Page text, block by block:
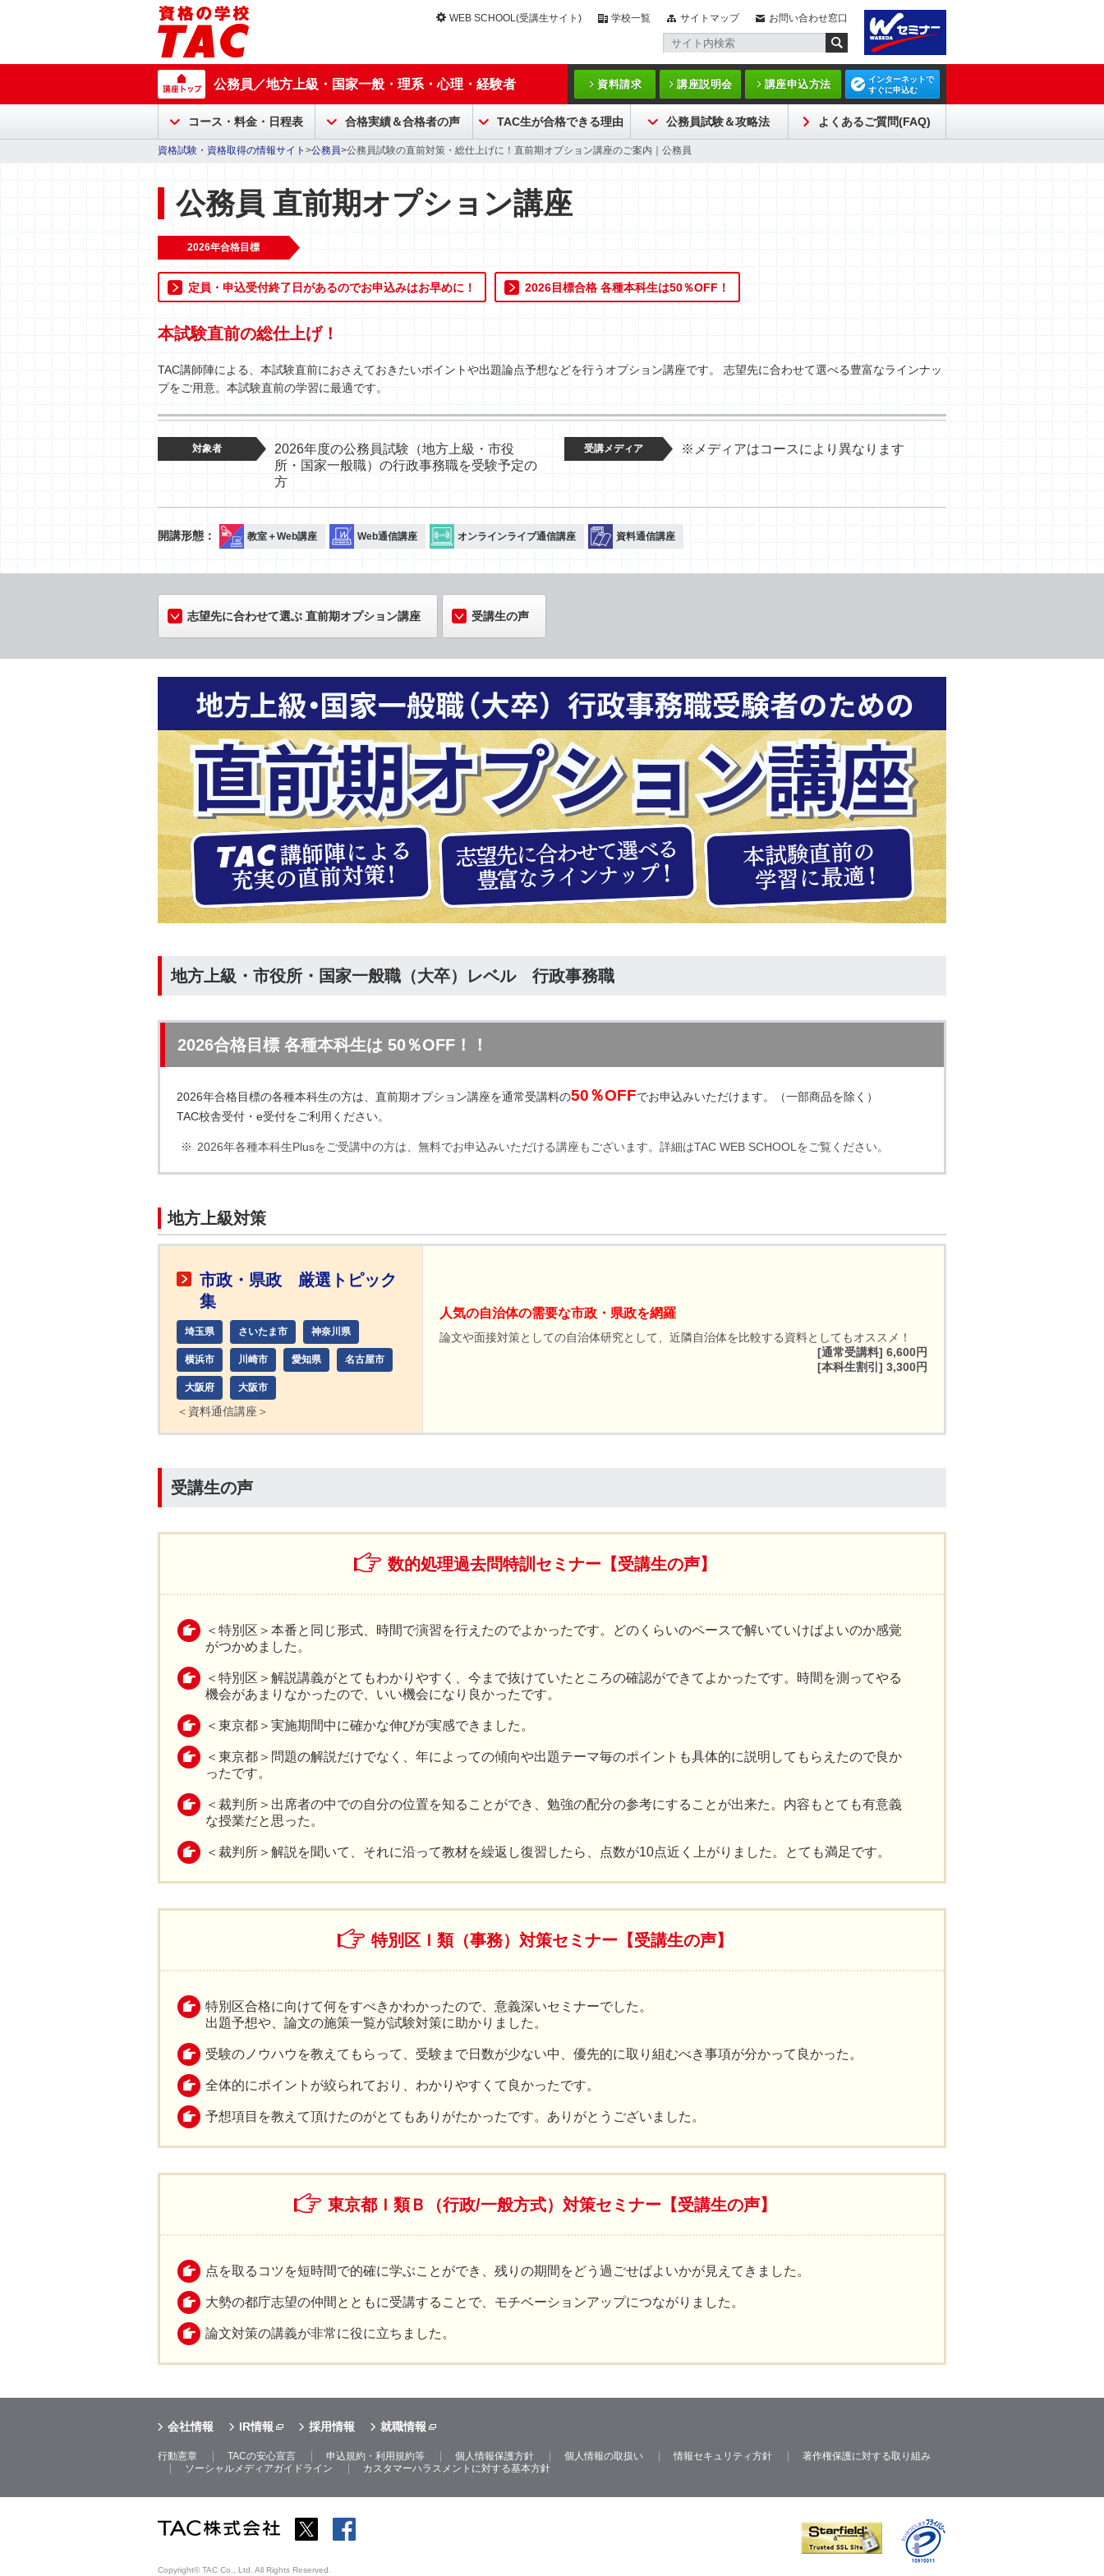
WEB SCHOOL(受講生サイト) 学校一覧 サイトマップ お問い合わせ窓口
公務員／地方上級・国家一般・理系・心理・経験者 資料請求 講座説明会 講座申込方法
インターネットで
すぐに申込む
コース・料金・日程表 合格実績＆合格者の声 TAC生が合格できる理由 公務員試験＆攻略法 よくあるご質問(FAQ)
資格試験・資格取得の情報サイト >公務員>公務員試験の直前対策・総仕上げに！直前期オプション講座のご案内｜公務員
公務員 直前期オプション講座
2026年合格目標
定員・申込受付終了日があるのでお申込みはお早めに！ 2026目標合格 各種本科生は50％OFF！
本試験直前の総仕上げ！
TAC講師陣による、本試験直前におさえておきたいポイントや出題論点予想などを行うオプション講座です。 志望先に合わせて選べる豊富なラインナッ
プをご用意。本試験直前の学習に最適です。
対象者
2026年度の公務員試験（地方上級・市役
所・国家一般職）の行政事務職を受験予定の
方
受講メディア ※メディアはコースにより異なります
教室＋Web講座 Web通信講座 オンラインライブ通信講座 資料通信講座
志望先に合わせて選ぶ 直前期オプション講座 受講生の声
地方上級・市役所・国家一般職（大卒）レベル 行政事務職
2026合格目標 各種本科生は 50％OFF ！！
2026年合格目標の各種本科生の方は、直前期オプション講座を通常受講料の50％OFFでお申込みいただけます。（一部商品を除く）
TAC校舎受付・e受付をご利用ください。
2026年各種本科生Plusをご受講中の方は、無料でお申込みいただける講座もございます。詳細はTAC WEB SCHOOLをご覧ください。
地方上級対策
市政・県政 厳選トピック
集
埼玉県 さいたま市 神奈川県
横浜市 川崎市 愛知県 名古屋市
大阪府 大阪市
＜資料通信講座＞
人気の自治体の需要な市政・県政を網羅
論文や面接対策としての自治体研究として、近隣自治体を比較する資料としてもオススメ！
[通常受講料] 6,600円
[本科生割引] 3,300円
受講生の声
数的処理過去問特訓セミナー【受講生の声】
＜特別区＞本番と同じ形式、時間で演習を行えたのでよかったです。どのくらいのペースで解いていけばよいのか感覚
がつかめました。
＜特別区＞解説講義がとてもわかりやすく、今まで抜けていたところの確認ができてよかったです。時間を測ってやる
機会があまりなかったので、いい機会になり良かったです。
＜東京都＞実施期間中に確かな伸びが実感できました。
＜東京都＞問題の解説だけでなく、年によっての傾向や出題テーマ毎のポイントも具体的に説明してもらえたので良か
ったです。
＜裁判所＞出席者の中での自分の位置を知ることができ、勉強の配分の参考にすることが出来た。内容もとても有意義
な授業だと思った。
＜裁判所＞解説を聞いて、それに沿って教材を繰返し復習したら、点数が10点近く上がりました。とても満足です。
特別区Ｉ類（事務）対策セミナー【受講生の声】
特別区合格に向けて何をすべきかわかったので、意義深いセミナーでした。
出題予想や、論文の施策一覧が試験対策に助かりました。
受験のノウハウを教えてもらって、受験まで日数が少ない中、優先的に取り組むべき事項が分かって良かった。
全体的にポイントが絞られており、わかりやすくて良かったです。
予想項目を教えて頂けたのがとてもありがたかったです。ありがとうございました。
東京都Ｉ類Ｂ（行政/一般方式）対策セミナー【受講生の声】
点を取るコツを短時間で的確に学ぶことができ、残りの期間をどう過ごせばよいかが見えてきました。
大勢の都庁志望の仲間とともに受講することで、モチベーションアップにつながりました。
論文対策の講義が非常に役に立ちました。
会社情報 IR情報 採用情報 就職情報
行動憲章 TACの安心宣言 申込規約・利用規約等 個人情報保護方針 個人情報の取扱い 情報セキュリティ方針
著作権保護に対する取り組み
ソーシャルメディアガイドライン
カスタマーハラスメントに対する基本方針
Copyright© TAC Co., Ltd. All Rights Reserved.